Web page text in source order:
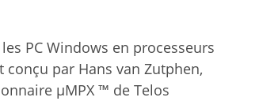
PC Windows en processeurs
par Hans van Zutphen,
μMPX ™ de Telos